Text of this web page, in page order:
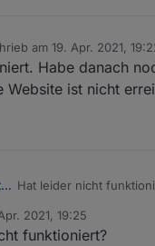
am 19. Apr. 2021,
editiert von
Habe danach
Website ist nicht
Ein ehemaliger Benutzer Hat leider nicht
2021, 19:25
funktioniert?